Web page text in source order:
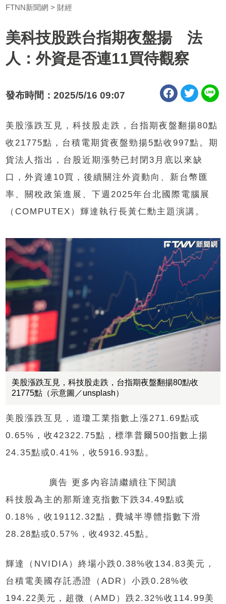
FTNN新聞網 財經
美科技股跌台指期夜盤揚 法
人：外資是否連11買待觀察
發布時間：2025/5/16 09:07
美股漲跌互見，科技股走跌，台指期夜盤翻揚80點
收21775點，台積電期貨夜盤勁揚5點收997點。期
貨法人指出，台股近期漲勢已封閉3月底以來缺
口，外資連10買，後續關注外資動向、新台幣匯
率、關稅政策進展、下週2025年台北國際電腦展
（COMPUTEX）輝達執行長黃仁勳主題演講。
美股漲跌互見，科技股走跌，台指期夜盤翻揚80點收
21775點（示意圖／unsplash）
美股漲跌互見，道瓊工業指數上漲271.69點或
0.65%，收42322.75點，標準普爾500指數上揚
24.35點或0.41%，收5916.93點。
廣告 更多內容請繼續往下閱讀
科技股為主的那斯達克指數下跌34.49點或
0.18%，收19112.32點，費城半導體指數下滑
28.28點或0.57%，收4932.45點。
輝達（NVIDIA）終場小跌0.38%收134.83美元，
台積電美國存託憑證（ADR）小跌0.28%收
194.22美元，超微（AMD）跌2.32%收114.99美